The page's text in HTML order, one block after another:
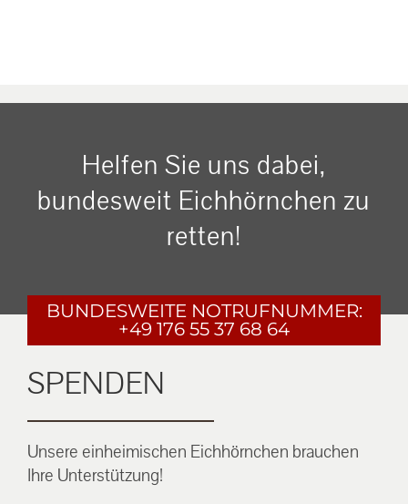
Helfen Sie uns dabei,
bundesweit Eichhörnchen zu
retten!
BUNDESWEITE NOTRUFNUMMER:
+49 176 55 37 68 64
SPENDEN
Unsere einheimischen Eichhörnchen brauchen
Ihre Unterstützung!